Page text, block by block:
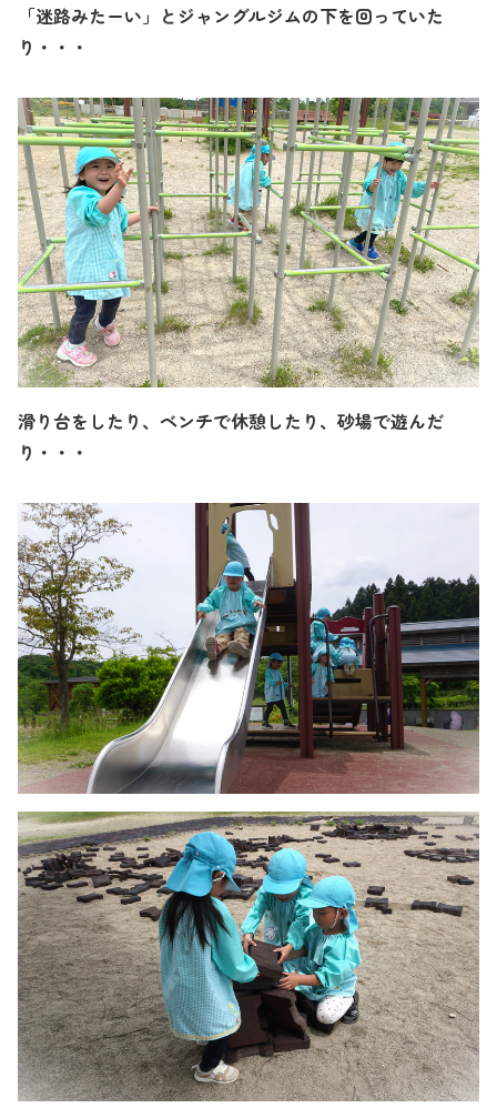
「迷路みたーい」とジャングルジムの下を回っていた
り・・・
滑り台をしたり、ベンチで休憩したり、砂場で遊んだ
り・・・